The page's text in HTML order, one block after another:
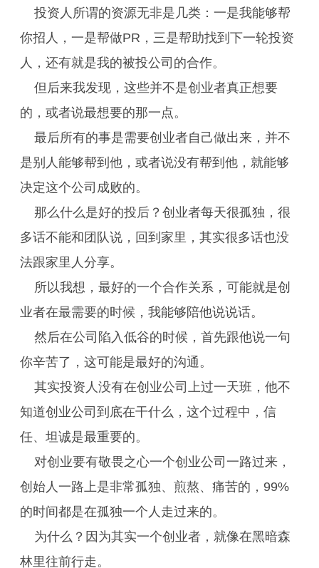
投资人所谓的资源无非是几类：一是我能够帮
你招人，一是帮做PR，三是帮助找到下一轮投资
人，还有就是我的被投公司的合作。
但后来我发现，这些并不是创业者真正想要
的，或者说最想要的那一点。
最后所有的事是需要创业者自己做出来，并不
是别人能够帮到他，或者说没有帮到他，就能够
决定这个公司成败的。
那么什么是好的投后？创业者每天很孤独，很
多话不能和团队说，回到家里，其实很多话也没
法跟家里人分享。
所以我想，最好的一个合作关系，可能就是创
业者在最需要的时候，我能够陪他说说话。
然后在公司陷入低谷的时候，首先跟他说一句
你辛苦了，这可能是最好的沟通。
其实投资人没有在创业公司上过一天班，他不
知道创业公司到底在干什么，这个过程中，信
任、坦诚是最重要的。
对创业要有敬畏之心一个创业公司一路过来，
创始人一路上是非常孤独、煎熬、痛苦的，99%
的时间都是在孤独一个人走过来的。
为什么？因为其实一个创业者，就像在黑暗森
林里往前行走。